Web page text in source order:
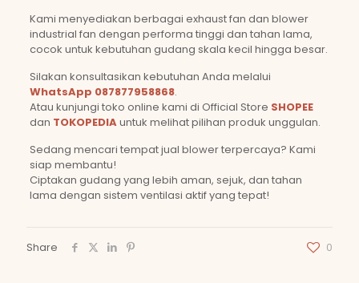
Kami menyediakan berbagai exhaust fan dan blower
industrial fan dengan performa tinggi dan tahan lama,
cocok untuk kebutuhan gudang skala kecil hingga besar.
Silakan konsultasikan kebutuhan Anda melalui
WhatsApp 087877958868.
Atau kunjungi toko online kami di Official Store SHOPEE
dan TOKOPEDIAuntuk melihat pilihan produk unggulan.
Sedang mencari tempat jual blower terpercaya? Kami
siap membantu!
Ciptakan gudang yang lebih aman, sejuk, dan tahan
lama dengan sistem ventilasi aktif yang tepat!
Share 0